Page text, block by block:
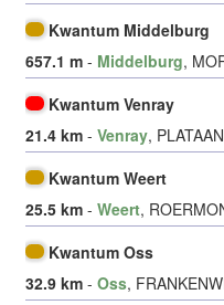
Kwantum Middelburg
657.1 m - Middelburg,
Kwantum Venray
21.4 km - Venray,
Kwantum Weert
25.5 km - Weert,
Kwantum Oss
32.9 km - Oss,